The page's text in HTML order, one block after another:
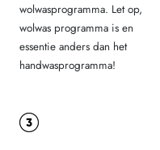
wolwasprogramma. Let op,
wolwas programma is en
essentie anders dan het
handwasprogramma!